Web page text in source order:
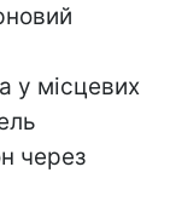
у місцевих
через